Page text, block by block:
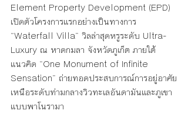
Element Property Development (EPD)
เปิดตัวโครงการแรกอย่างเป็นทางการ
“Waterfall Villa” วิลล่าสุดหรูระดับ Ultra-
Luxury ณ หาดกมลา จังหวัดภูเก็ต ภายใต้
แนวคิด “One Monument of Infinite
Sensation” ถ่ายทอดประสบการณ์การอยู่อาศัย
เหนือระดับท่ามกลางวิวทะเลอันดามันและภูเขา
แบบพาโนรามา